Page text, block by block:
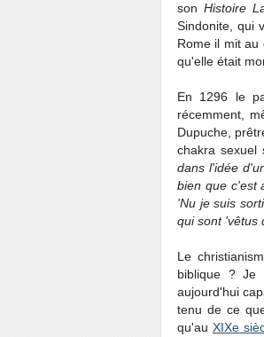
sonHistoire
Sindonite, qui
Rome il mit
qu'elle était
En 1296 le
récemment,
Dupuche,
chakra sexuel
dans l'idée
bien que c'est
'Nu je suis
qui sont 'vêtus
Le
biblique ? Je
aujourd'hui
tenu de ce
qu'au XIXe